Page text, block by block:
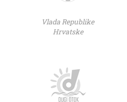
Vlada Republike
Hrvatske